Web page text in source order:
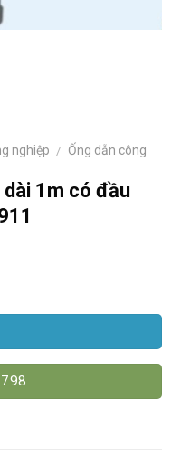
nghiệp / Ống dẫn công
1m có đầu